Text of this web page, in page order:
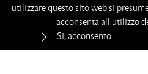
utilizzare questo sito web si
acconsenta all'utilizzo
Si, acconsento